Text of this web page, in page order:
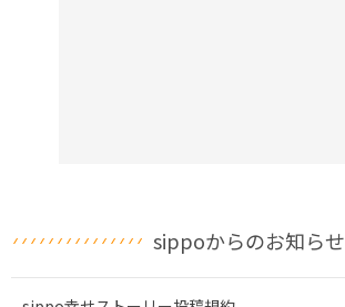
sippoからのお知らせ